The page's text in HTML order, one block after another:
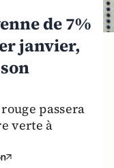
de 7%
janvier,
passera
verte à